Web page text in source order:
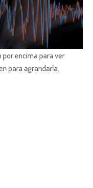
por encima para ver
para agrandarla.